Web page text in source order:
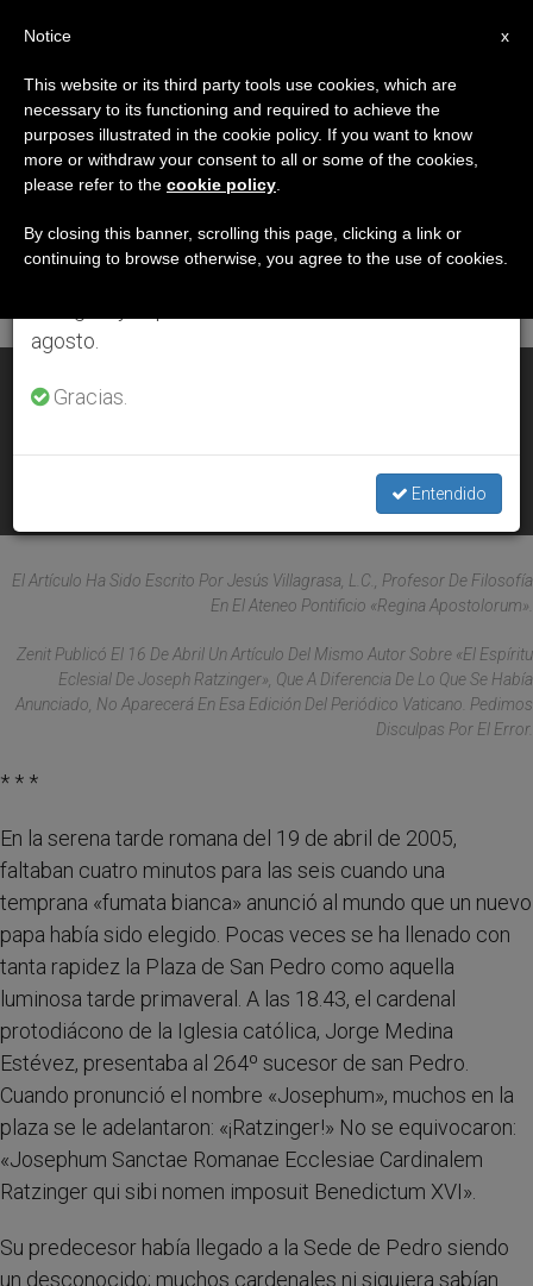
DÍA
Abril 18th, 2006
ÚLTIMAS NOTICIAS
APR 18, 2006 00:00
El Artículo Ha Sido Escrito Por Jesús Villagrasa, L.C., Profesor De Filosofía
En El Ateneo Pontificio «Regina Apostolorum».
Zenit Publicó El 16 De Abril Un Artículo Del Mismo Autor Sobre «El Espíritu
Eclesial De Joseph Ratzinger», Que A Diferencia De Lo Que Se Había
Anunciado, No Aparecerá En Esa Edición Del Periódico Vaticano. Pedimos
Disculpas Por El Error.
* * *
En la serena tarde romana del 19 de abril de 2005,
faltaban cuatro minutos para las seis cuando una
temprana «fumata bianca» anunció al mundo que un nuevo
papa había sido elegido. Pocas veces se ha llenado con
tanta rapidez la Plaza de San Pedro como aquella
luminosa tarde primaveral. A las 18.43, el cardenal
protodiácono de la Iglesia católica, Jorge Medina
Estévez, presentaba al 264º sucesor de san Pedro.
Cuando pronunció el nombre «Josephum», muchos en la
plaza se le adelantaron: «¡Ratzinger!» No se equivocaron:
«Josephum Sanctae Romanae Ecclesiae Cardinalem
Ratzinger qui sibi nomen imposuit Benedictum XVI».
Su predecesor había llegado a la Sede de Pedro siendo
un desconocido; muchos cardenales ni siquiera sabían
×
Aviso importante
Del 27 de julio al 7 de agosto haremos la pausa
anual, aprovechando que en el periodo de verano
se generan menos informaciones y también el
agosto.
Gracias.
Entendido
x
Notice
This website or its third party tools use cookies, which are
necessary to its functioning and required to achieve the
purposes illustrated in the cookie policy. If you want to know
more or withdraw your consent to all or some of the cookies,
please refer to the cookie policy
By closing this banner, scrolling this page, clicking a link or
continuing to browse otherwise, you agree to the use of cookies.